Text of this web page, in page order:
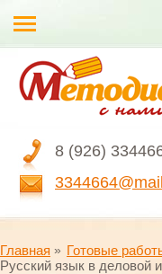
8 (926)
Главная
Готовые
Русский язык в деловой